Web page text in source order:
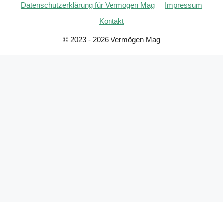
Datenschutzerklärung für Vermogen Mag
Impressum
Kontakt
© 2023 - 2026 Vermögen Mag